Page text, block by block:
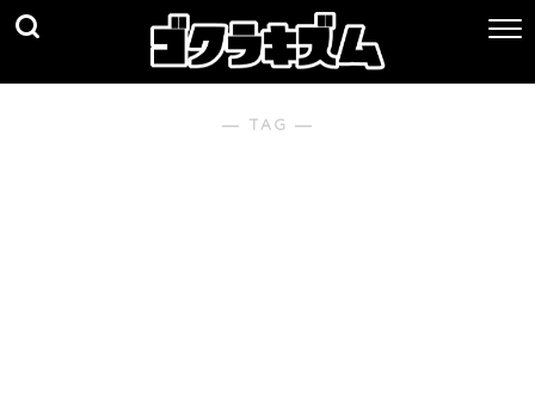
― TAG ―